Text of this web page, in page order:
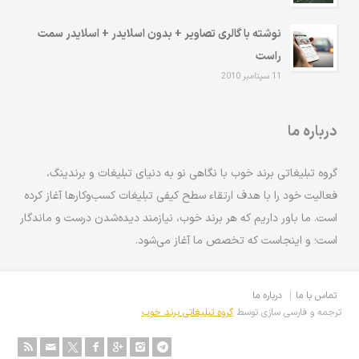
نوشته با گالری تصاویر + بدون اسلایدر + اسلایدر سمت
راست
11 سپتامبر 2010
درباره ما
گروه تبلیغاتی برند خوب با نگاهی نو به دنیای تبلیغات و برندینگ،
فعالیت خود را با هدف ارتقاء سطح کیفی تبلیغات کسب‌وکارها آغاز کرده
است. ما باور داریم که هر برند خوب، نیازمند دیده‌شدن درست و ماندگار
است؛ و اینجاست که تخصص ما آغاز می‌شود.
درباره ما
تماس با ما
ترجمه و فارسی سازی توسطگروه تبلیغاتی برند خوب